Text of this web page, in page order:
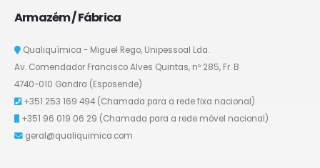
Armazém / Fábrica
Qualiquímica - Miguel Rego, Unipessoal Lda.
Av. Comendador Francisco Alves Quintas, nº 285, Fr. B
4740-010 Gandra (Esposende)
+351 253 169 494 (Chamada para a rede fixa nacional)
+351 96 019 06 29 (Chamada para a rede móvel nacional)
geral@qualiquimica.com